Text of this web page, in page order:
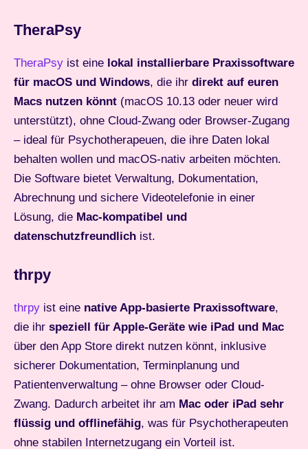
TheraPsy
TheraPsy ist eine lokal installierbare Praxissoftware
für macOS und Windows, die ihr direkt auf euren
Macs nutzen könnt (macOS 10.13 oder neuer wird
unterstützt), ohne Cloud-Zwang oder Browser-Zugang
– ideal für Psychotherapeuen, die ihre Daten lokal
behalten wollen und macOS-nativ arbeiten möchten.
Die Software bietet Verwaltung, Dokumentation,
Abrechnung und sichere Videotelefonie in einer
Lösung, die Mac-kompatibel und
datenschutzfreundlich ist.
thrpy
thrpy ist eine native App-basierte Praxissoftware,
die ihr speziell für Apple-Geräte wie iPad und Mac
über den App Store direkt nutzen könnt, inklusive
sicherer Dokumentation, Terminplanung und
Patientenverwaltung – ohne Browser oder Cloud-
Zwang. Dadurch arbeitet ihr am Mac oder iPad sehr
flüssig und offlinefähig, was für Psychotherapeuten
ohne stabilen Internetzugang ein Vorteil ist.